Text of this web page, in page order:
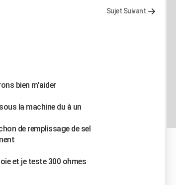
Sujet Suivant
bien m'aider
la machine du à un
de remplissage de sel
et je teste 300 ohmes